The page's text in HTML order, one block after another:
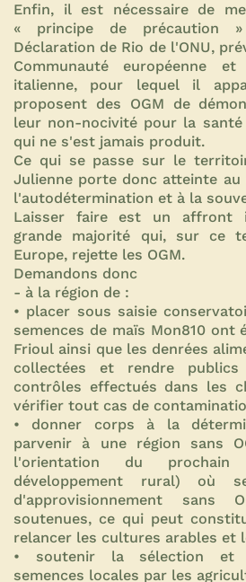
Enfin, il est nécessaire de
« principe de précaution
Déclaration de Rio de l'ONU,
Communauté européenne
italienne, pour lequel il
proposent des OGM de
leur non-nocivité pour la
qui ne s'est jamais produit.
Ce qui se passe sur le
Julienne porte donc atteinte
l'autodétermination et à la
Laisser faire est un affront
grande majorité qui, sur ce
Europe, rejette les OGM.
Demandons donc
- à la région de :
• placer sous saisie
semences de maïs Mon810 ont
Frioul ainsi que les denrées
collectées et rendre
contrôles effectués dans les
vérifier tout cas de
• donner corps à la
parvenir à une région sans
l'orientation du
développement rural) où
d'approvisionnement sans
soutenues, ce qui peut
relancer les cultures arables et
• soutenir la sélection et
semences locales par les